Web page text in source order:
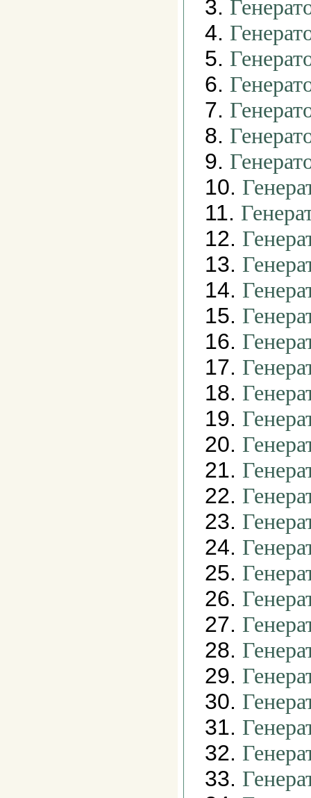
3.
4.
5.
6.
7.
8.
9.
10.
11.
12.
13.
14.
15.
16.
17.
18.
19.
20.
21.
22.
23.
24.
25.
26.
27.
28.
29.
30.
31.
32.
33.